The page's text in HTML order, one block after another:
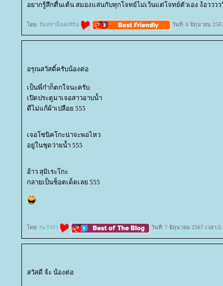
อยากรู้สึกตื่นเต้น สมองแล่นกับทุกโจทย์ไม่เว้นแต่โจทย์ตัวเอง ง้อวววว
ดย: จันทราน็อคเทิร์น วันที่: 6 มิถุนายน
อรุณสวัสดิ์ครับน้องต่อ
เป็นพี่ก๋าก็ตกใจนะครับ
เปิดประตูมาเจอสาวอาบน้ำ
ดีไม่แก้ผ้าเปลือย 555
เจอโซนิคโกะน่าจะพอไหว
อยู่ในชุดว่ายน้ำ 555
อ้าว สุมิเระโกะ
กลายเป็นช็อตเด็ดเลย 555
ดย: กะว่าก๋า วันที่: 7 มิถุนายน 2567 เวลา
สวัสดี จ้ะ น้องต่อ